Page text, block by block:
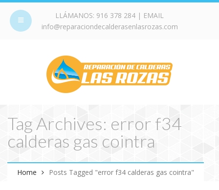
LLÁMANOS: 916 378 284 | EMAIL
info@reparaciondecalderasenlasrozas.com
Tag Archives: error f34
calderas gas cointra
Home Posts Tagged "error f34 calderas gas cointra"